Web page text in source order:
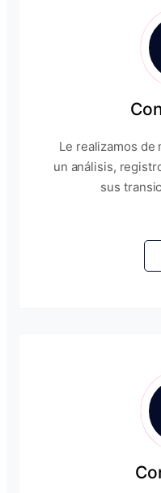
Le realizamos de
un análisis,
sus